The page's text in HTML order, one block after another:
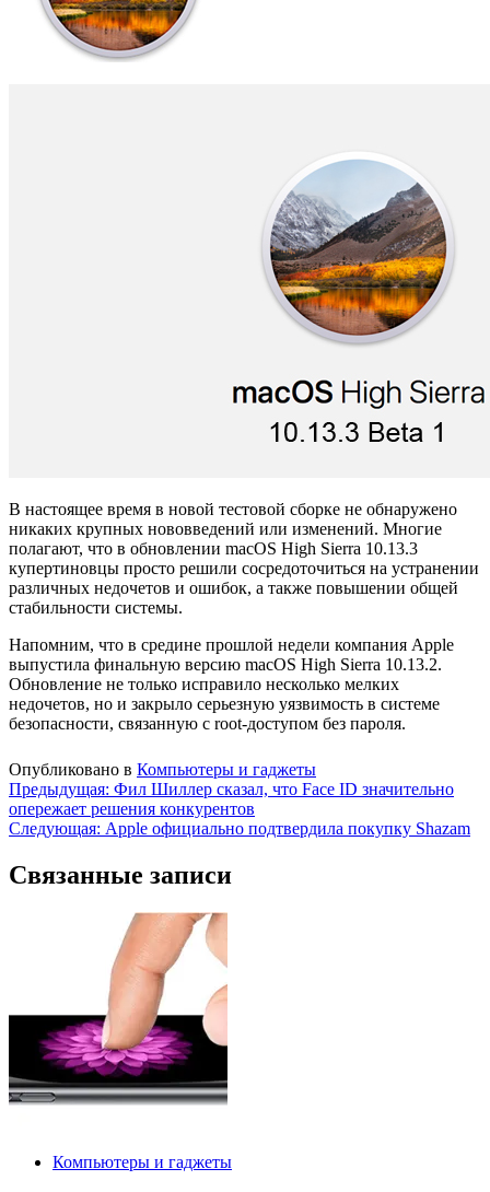
В настоящее время в новой тестовой сборке не обнаружено
никаких крупных нововведений или изменений. Многие
полагают, что в обновлении macOS High Sierra 10.13.3
купертиновцы просто решили сосредоточиться на устранении
различных недочетов и ошибок, а также повышении общей
стабильности системы.
Напомним, что в средине прошлой недели компания Apple
выпустила финальную версию macOS High Sierra 10.13.2.
Обновление не только исправило несколько мелких
недочетов, но и закрыло серьезную уязвимость в системе
безопасности, связанную с root-доступом без пароля.
Опубликовано в Компьютеры и гаджеты
Навигация
по
Предыдущая: Фил Шиллер сказал, что Face ID значительно
опережает решения конкурентов
Следующая: Apple официально подтвердила покупку Shazam
Связанные записи
Компьютеры и гаджеты